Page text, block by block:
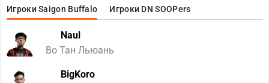
Игроки Saigon Buffalo Игроки DN SOOPers
Naul
Во Тан Льюань
BigKoro